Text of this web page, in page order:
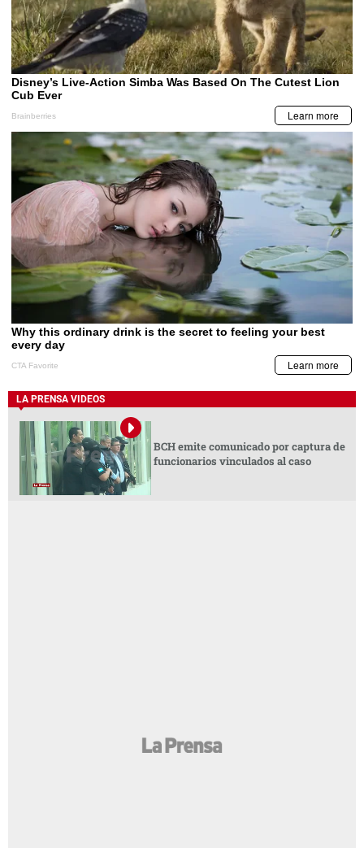
LA PRENSA VIDEOS
BCH emite comunicado por captura de
funcionarios vinculados al caso